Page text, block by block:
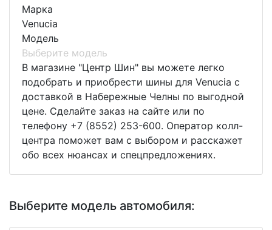
Марка
Venucia
Модель
Выберите модель
В магазине "Центр Шин" вы можете легко
подобрать и приобрести шины для Venucia с
доставкой в Набережные Челны по выгодной
цене. Сделайте заказ на сайте или по
телефону +7 (8552) 253-600. Оператор колл-
центра поможет вам с выбором и расскажет
обо всех нюансах и спецпредложениях.
Выберите модель автомобиля: